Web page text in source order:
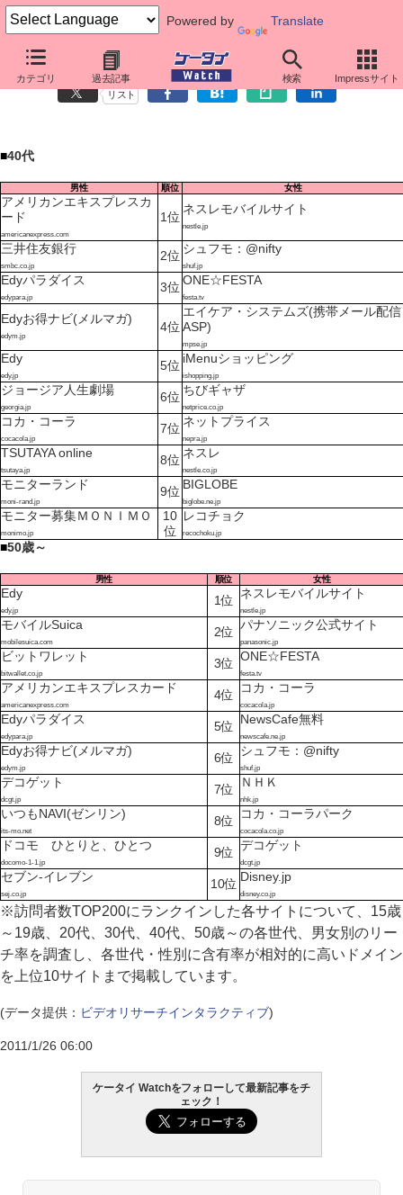
Powered by Translate
カテゴリ 過去記事 検索 Impressサイト
ケータイサイト番付・40代/50歳～（2010年11月）
リスト
■40代
男性 順位 女性
アメリカンエキスプレスカ
ード
americanexpress.com
1位
ネスレモバイルサイト
nestle.jp
三井住友銀行
smbc.co.jp
2位 シュフモ：@nifty
shuf.jp
Edyパラダイス
edypara.jp
3位 ONE☆FESTA
festa.tv
Edyお得ナビ(メルマガ)
edym.jp
4位
エイケア・システムズ(携帯メール配信
ASP)
mpse.jp
Edy
edy.jp
5位 iMenuショッピング
ishopping.jp
ジョージア人生劇場
georgia.jp
6位 ちびギャザ
netprice.co.jp
コカ・コーラ
cocacola.jp
7位 ネットプライス
nepra.jp
TSUTAYA online
tsutaya.jp
8位 ネスレ
nestle.co.jp
モニターランド
moni-rand.jp
9位 BIGLOBE
biglobe.ne.jp
モニター募集ＭＯＮＩＭＯ
monimo.jp
10
位
レコチョク
recochoku.jp
■50歳～
男性 順位 女性
Edy
edy.jp
1位 ネスレモバイルサイト
nestle.jp
モバイルSuica
mobilesuica.com
2位 パナソニック公式サイト
panasonic.jp
ビットワレット
bitwallet.co.jp
3位 ONE☆FESTA
festa.tv
アメリカンエキスプレスカード
americanexpress.com
4位 コカ・コーラ
cocacola.jp
Edyパラダイス
edypara.jp
5位 NewsCafe無料
newscafe.ne.jp
Edyお得ナビ(メルマガ)
edym.jp
6位 シュフモ：@nifty
shuf.jp
デコゲット
dcgt.jp
7位 ＮＨＫ
nhk.jp
いつもNAVI(ゼンリン)
its-mo.net
8位 コカ・コーラパーク
cocacola.co.jp
ドコモ ひとりと、ひとつ
docomo-1-1.jp
9位 デコゲット
dcgt.jp
セブン-イレブン
sej.co.jp
10位 Disney.jp
disney.co.jp
※訪問者数TOP200にランクインした各サイトについて、15歳
～19歳、20代、30代、40代、50歳～の各世代、男女別のリー
チ率を調査し、各世代・性別に含有率が相対的に高いドメイン
を上位10サイトまで掲載しています。
(データ提供： ビデオリサーチインタラクティブ)
2011/1/26 06:00
ケータイ Watchをフォローして最新記事をチ
ェック！